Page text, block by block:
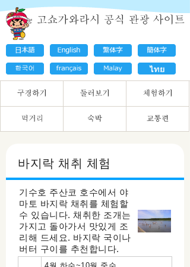
바지락 채취 체험
기수호 주산코 호수에서 야
마토 바지락 채취를 체험할
수 있습니다. 채취한 조개는
가지고 돌아가서 맛있게 조
리해 드세요. 바지락 국이나
버터 구이를 추천합니다.